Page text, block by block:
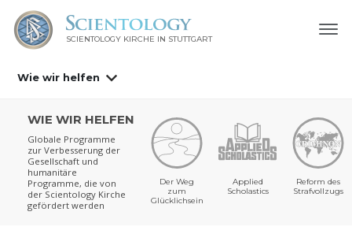
SCIENTOLOGY KIRCHE IN STUTTGART
Wie wir helfen
WIE WIR HELFEN
Globale Programme
zur Verbesserung der
Gesellschaft und
humanitäre
Programme, die von
der Scientology Kirche
gefördert werden
Der Weg
zum
Glücklichsein
Applied
Scholastics
Reform des
Strafvollzugs